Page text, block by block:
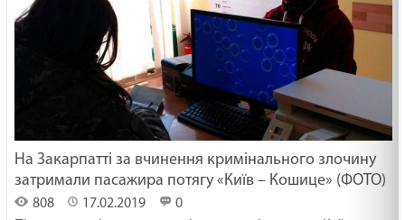
На Закарпатті за вчинення кримінального злочину
затримали пасажира потягу «Київ – Кошице» (ФОТО)
808 17.02.2019
0